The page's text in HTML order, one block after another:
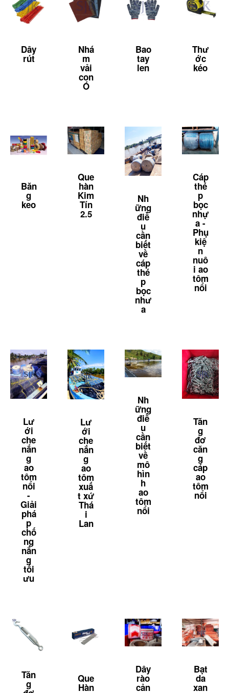
Dây
rút
Nhá
m
vải
con
Ó
Bao
tay
len
Thư
ớc
kéo
Băn
g
keo
Que
hàn
Kim
Tín
2.5
Nh
ững
điề
u
cần
biết
về
cáp
thé
p
bọc
như
a
Cáp
thé
p
bọc
nhự
a -
Phụ
kiệ
n
nuô
i ao
tôm
nổi
Lư
ới
che
nắn
g
ao
tôm
nổi
-
Giải
phá
p
chố
ng
nắn
g
tối
ưu
Lư
ới
che
nắn
g
ao
tôm
xuấ
t xứ
Thá
i
Lan
Nh
ững
điề
u
cần
biết
về
mô
hìn
h
ao
tôm
nổi
Tăn
g
đơ
căn
g
cáp
ao
tôm
nổi
Tăn
g Que
Hàn
Dây
rào
cản
Bạt
da
xan